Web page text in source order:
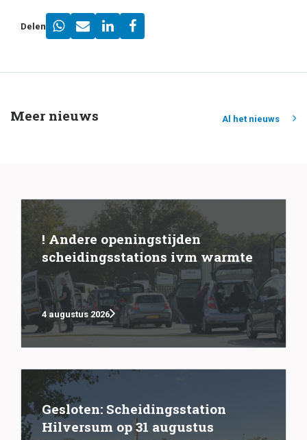
Delen
Meer nieuws Al het nieuws
! Andere openingstijden
scheidingsstations ivm warmte
4 augustus 2026
Gesloten: Scheidingsstation
Hilversum op 31 augustus